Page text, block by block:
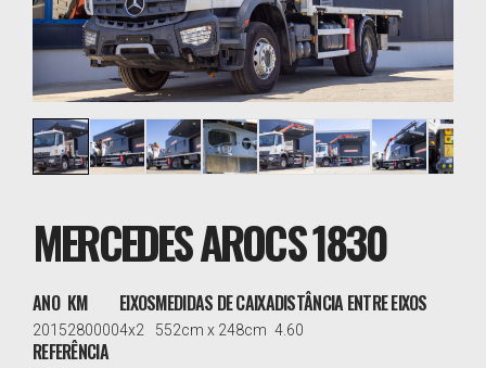
MERCEDES AROCS 1830
ANO
2015
KM
280000
EIXOS
4x2
MEDIDAS DE CAIXA
552cm x 248cm
DISTÂNCIA ENTRE EIXOS
4.60
REFERÊNCIA